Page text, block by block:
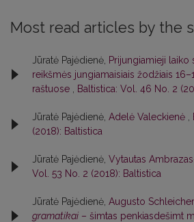
Most read articles by the
Jūratė Pajėdienė, Prijungiamieji laiko
reikšmės jungiamaisiais žodžiais
raštuose
Baltistica: Vol. 46 No. 2
Jūratė Pajėdienė, Adelė Valeckienė
(2018): Baltistica
Jūratė Pajėdienė, Vytautas
Vol. 53 No. 2 (2018): Baltistica
Jūratė Pajėdienė, Augusto
gramatikai – šimtas penkiasdešimt